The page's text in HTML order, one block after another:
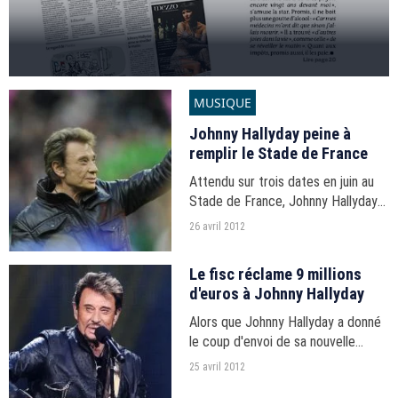
MUSIQUE
Johnny Hallyday peine à
remplir le Stade de France
Attendu sur trois dates en juin au
Stade de France, Johnny Hallyday
peine à remplir les salles, risquant
26 avril 2012
Le fisc réclame 9 millions
d'euros à Johnny Hallyday
Alors que Johnny Hallyday a donné
le coup d'envoi de sa nouvelle
tournée mardi à Los Angeles, le
25 avril 2012